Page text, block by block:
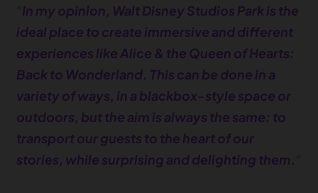
“In my opinion, Walt Disney Studios Park is the
ideal place to create immersive and different
experiences like Alice & the Queen of Hearts:
Back to Wonderland. This can be done in a
variety of ways, in a blackbox-style space or
outdoors, but the aim is always the same: to
transport our guests to the heart of our
stories, while surprising and delighting them. “